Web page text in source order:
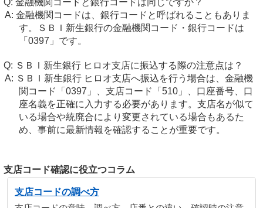
金融機関コードと銀行コードは同じですか？
金融機関コードは、銀行コードと呼ばれることもありま
す。ＳＢＩ新生銀行の金融機関コード・銀行コードは
「0397」です。
ＳＢＩ新生銀行 ヒロオ支店に振込する際の注意点は？
ＳＢＩ新生銀行 ヒロオ支店へ振込を行う場合は、金融機
関コード「0397」、支店コード「510」、口座番号、口
座名義を正確に入力する必要があります。支店名が似て
いる場合や統廃合により変更されている場合もあるた
め、事前に最新情報を確認することが重要です。
支店コード確認に役立つコラム
支店コードの調べ方